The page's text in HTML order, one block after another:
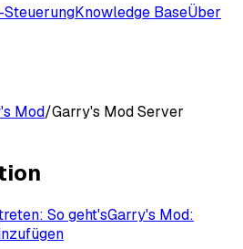
SteuerungKnowledge BaseÜber
Mod/Garry's Mod Server
So geht'sGarry's Mod: